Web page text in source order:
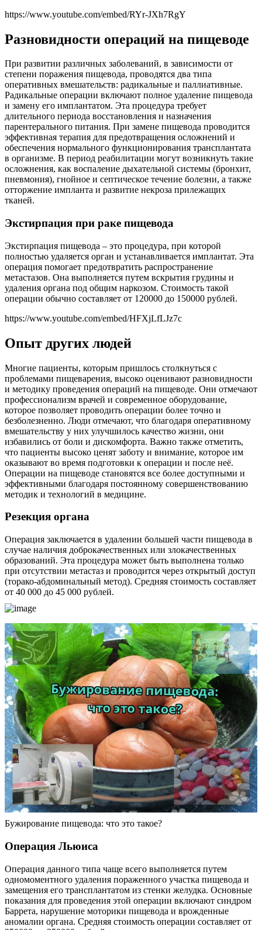
https://www.youtube.com/embed/RYr-JXh7RgY
Разновидности операций на пищеводе
При развитии различных заболеваний, в зависимости от
степени поражения пищевода, проводятся два типа
оперативных вмешательств: радикальные и паллиативные.
Радикальные операции включают полное удаление пищевода
и замену его имплантатом. Эта процедура требует
длительного периода восстановления и назначения
парентерального питания. При замене пищевода проводится
эффективная терапия для предотвращения осложнений и
обеспечения нормального функционирования трансплантата
в организме. В период реабилитации могут возникнуть такие
осложнения, как воспаление дыхательной системы (бронхит,
пневмония), гнойное и септическое течение болезни, а также
отторжение импланта и развитие некроза прилежащих
тканей.
Экстирпация при раке пищевода
Экстирпация пищевода – это процедура, при которой
полностью удаляется орган и устанавливается имплантат. Эта
операция помогает предотвратить распространение
метастазов. Она выполняется путем вскрытия грудины и
удаления органа под общим наркозом. Стоимость такой
операции обычно составляет от 120000 до 150000 рублей.
https://www.youtube.com/embed/HFXjLfLJz7c
Опыт других людей
Многие пациенты, которым пришлось столкнуться с
проблемами пищеварения, высоко оценивают разновидности
и методику проведения операций на пищеводе. Они отмечают
профессионализм врачей и современное оборудование,
которое позволяет проводить операции более точно и
безболезненно. Люди отмечают, что благодаря оперативному
вмешательству у них улучшилось качество жизни, они
избавились от боли и дискомфорта. Важно также отметить,
что пациенты высоко ценят заботу и внимание, которое им
оказывают во время подготовки к операции и после неё.
Операции на пищеводе становятся все более доступными и
эффективными благодаря постоянному совершенствованию
методик и технологий в медицине.
Резекция органа
Операция заключается в удалении большей части пищевода в
случае наличия доброкачественных или злокачественных
образований. Эта процедура может быть выполнена только
при отсутствии метастаз и проводится через открытый доступ
(торако-абдоминальный метод). Средняя стоимость составляет
от 40 000 до 45 000 рублей.
Бужирование пищевода: что это такое?
Операция Льюиса
Операция данного типа чаще всего выполняется путем
одномоментного удаления пораженного участка пищевода и
замещения его трансплантатом из стенки желудка. Основные
показания для проведения этой операции включают синдром
Баррета, нарушение моторики пищевода и врожденные
аномалии органа. Средняя стоимость операции составляет от